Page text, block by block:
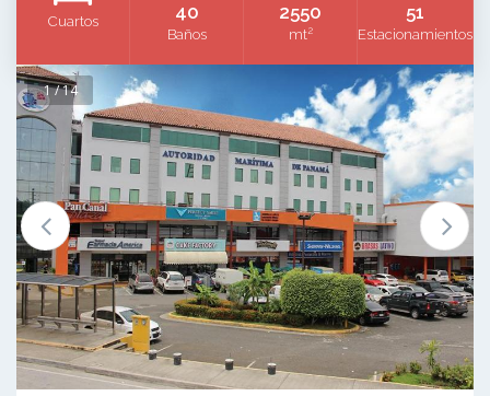
Cuartos 40
Baños
2550
mt2
51
Estacionamientos
1 / 14